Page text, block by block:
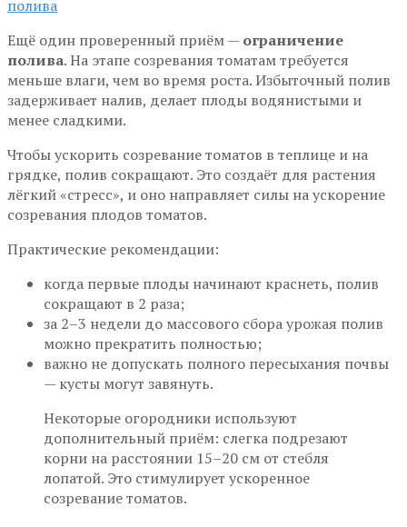
Ещё один проверенный приём — ограничение
полива. На этапе созревания томатам требуется
меньше влаги, чем во время роста. Избыточный полив
задерживает налив, делает плоды водянистыми и
менее сладкими.
Чтобы ускорить созревание томатов в теплице и на
грядке, полив сокращают. Это создаёт для растения
лёгкий «стресс», и оно направляет силы на ускорение
созревания плодов томатов.
Практические рекомендации:
когда первые плоды начинают краснеть, полив
сокращают в 2 раза;
за 2–3 недели до массового сбора урожая полив
можно прекратить полностью;
важно не допускать полного пересыхания почвы
— кусты могут завянуть.
Некоторые огородники используют
дополнительный приём: слегка подрезают
корни на расстоянии 15–20 см от стебля
лопатой. Это стимулирует ускоренное
созревание томатов.